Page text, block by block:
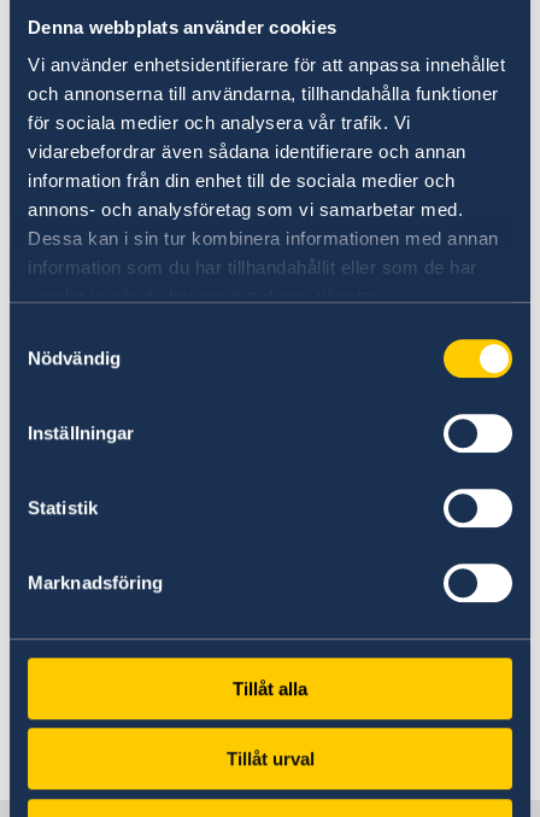
Denna webbplats använder cookies
Vi använder enhetsidentifierare för att anpassa innehållet
och annonserna till användarna, tillhandahålla funktioner
för sociala medier och analysera vår trafik. Vi
vidarebefordrar även sådana identifierare och annan
information från din enhet till de sociala medier och
annons- och analysföretag som vi samarbetar med.
Dessa kan i sin tur kombinera informationen med annan
information som du har tillhandahållit eller som de har
Nödvändig
Inställningar
Statistik
Marknadsföring
Tillåt alla
Tillåt urval
Ordinarie pass kommer att spärras.
För personer under 18 år krävs samtliga
vårdnadshavares medgivande.
Betala avgiften på 1800 SEK i lokal valuta
kontant
Ordinarie pass spärras alltid vid
utfärdande av provisoriskt pass.
Ladda ner blanketter
medborgarskap.pdf
år).pdf
Background data for investigation of Swedish
citizenship.pdf
Passport Consent Form Minors.pdf
Ny adress/röstlängd för utvandrad, Anmälan